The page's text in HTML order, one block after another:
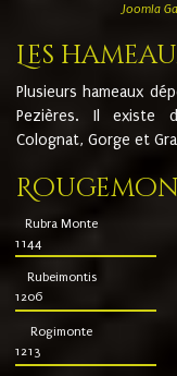
Joomla
Les
Plusieurs hameaux
Pezières. Il existe
Colognat, Gorge et
Rubra Monte
1144
Rubeimontis
1206
Rogimonte
1213